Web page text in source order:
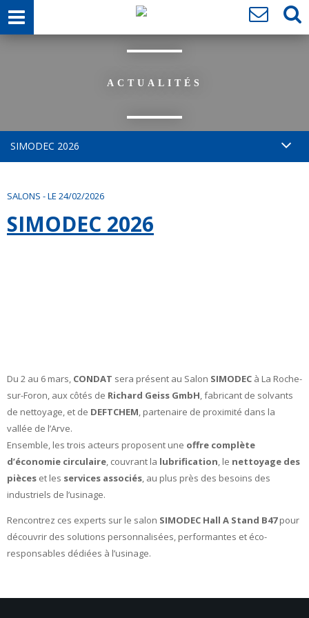
ACTUALITÉS
SIMODEC 2026
SALONS -LE 24/02/2026
SIMODEC 2026
Du 2 au 6 mars, CONDAT sera présent au Salon SIMODEC à La Roche-
sur-Foron, aux côtés de Richard Geiss GmbH, fabricant de solvants
de nettoyage, et de DEFTCHEM, partenaire de proximité dans la
vallée de l’Arve.
Ensemble, les trois acteurs proposent une offre complète
d’économie circulaire, couvrant la lubrification, le nettoyage des
pièces et les services associés, au plus près des besoins des
industriels de l’usinage.
Rencontrez ces experts sur le salon SIMODEC Hall A Stand B47pour
découvrir des solutions personnalisées, performantes et éco-
responsables dédiées à l’usinage.